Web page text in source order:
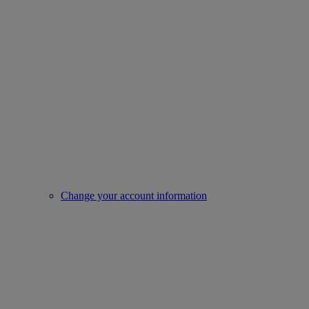
Change your account information